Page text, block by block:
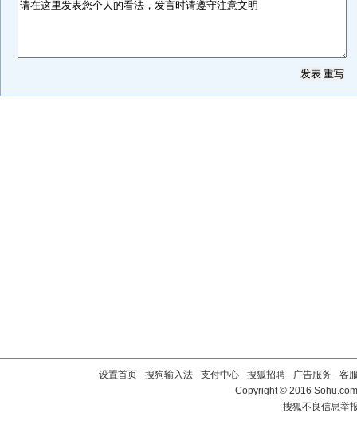
设置首页 - 搜狗输入法 - 支付中心 - 搜狐招聘 - 广告服务 - 客
Copyright©2016
搜狐不良信息举